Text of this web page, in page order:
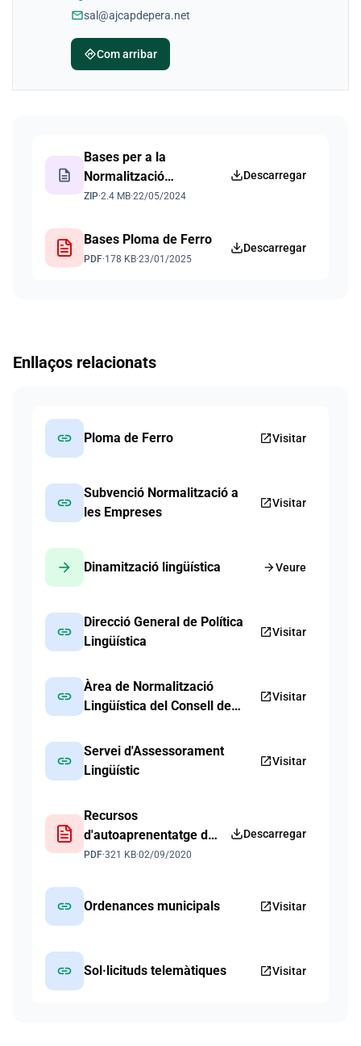
mailsal@ajcapdepera.net
directionsCom arribar
description
Bases per a la
Normalització
Lingüistica de les
ZIP·2.4 MB·22/05/2024
Descarregar
Bases Ploma de Ferro
PDF·178 KB·23/01/2025
Descarregar
Enllaços relacionats
link Ploma de Ferro open_in_newVisitar
link
Subvenció Normalització a
les Empreses
open_in_newVisitar
arrow_forward Dinamització lingüística arrow_forwardVeure
link
Direcció General de Política
Lingüística
open_in_newVisitar
link
Àrea de Normalització
Lingüística del Consell de
open_in_newVisitar
link
Servei d'Assessorament
Lingüístic
open_in_newVisitar
Recursos
d'autoaprenentatge de
català
PDF·321 KB·02/09/2020
Descarregar
link Ordenances municipals open_in_newVisitar
link Sol·licituds telemàtiques open_in_newVisitar